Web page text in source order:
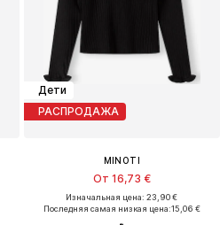
Дети
РАСПРОДАЖА
MINOTI
От 16,73 €
Изначальная цена: 23,90 €
Последняя самая низкая цена:15,06 €